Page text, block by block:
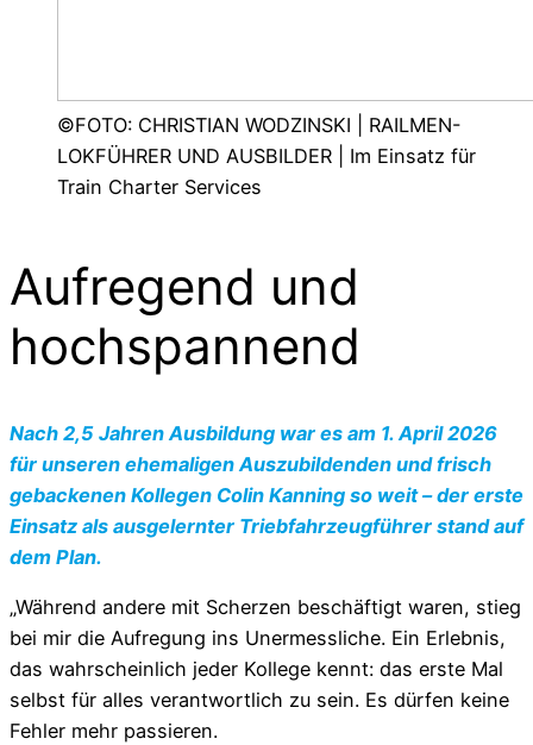
©FOTO: CHRISTIAN WODZINSKI | RAILMEN-
LOKFÜHRER UND AUSBILDER | Im Einsatz für
Train Charter Services
Aufregend und
hochspannend
Nach 2,5 Jahren Ausbildung war es am 1. April 2026
für unseren ehemaligen Auszubildenden und frisch
gebackenen Kollegen Colin Kanning so weit – der erste
Einsatz als ausgelernter Triebfahrzeugführer stand auf
dem Plan.
„Während andere mit Scherzen beschäftigt waren, stieg
bei mir die Aufregung ins Unermessliche. Ein Erlebnis,
das wahrscheinlich jeder Kollege kennt: das erste Mal
selbst für alles verantwortlich zu sein. Es dürfen keine
Fehler mehr passieren.